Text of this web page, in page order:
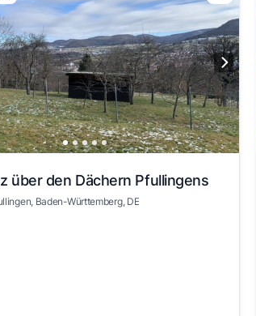
über den Dächern Pfullingens
, Baden-Württemberg, DE